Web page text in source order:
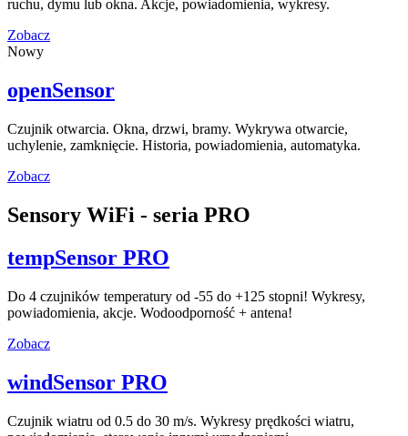
ruchu, dymu lub okna. Akcje, powiadomienia, wykresy.
Zobacz
Nowy
openSensor
Czujnik otwarcia. Okna, drzwi, bramy. Wykrywa otwarcie,
uchylenie, zamknięcie. Historia, powiadomienia, automatyka.
Zobacz
Sensory WiFi - seria PRO
tempSensor PRO
Do 4 czujników temperatury od -55 do +125 stopni! Wykresy,
powiadomienia, akcje. Wodoodporność + antena!
Zobacz
windSensor PRO
Czujnik wiatru od 0.5 do 30 m/s. Wykresy prędkości wiatru,